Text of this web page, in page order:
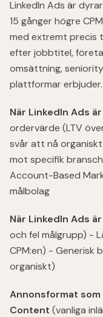
LinkedIn Ads är
15 gånger högre
med extremt precis
efter jobbtitel,
omsättning,
plattformar erbjuder.
När LinkedIn Ads
ordervärde (LTV
svår att nå
mot specifik
Account-Based
målbolag
När LinkedIn Ads
och fel målgrupp) -
CPM:en) - Generisk
organiskt)
Annonsformat
Content (vanliga